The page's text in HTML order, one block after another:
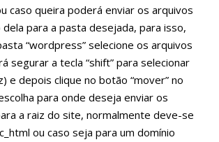
caso queira poderá enviar os arquivos
para a pasta desejada, para isso,
“wordpress” selecione os arquivos
segurar a tecla “shift” para selecionar
e depois clique no botão “mover” no
para onde deseja enviar os
a raiz do site, normalmente deve-se
ou caso seja para um domínio